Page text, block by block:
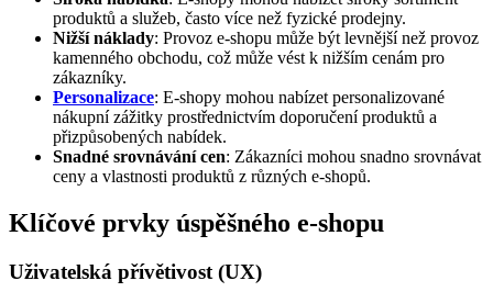
produktů a služeb, často více než fyzické prodejny.
Nižší náklady: Provoz e-shopu může být levnější než provoz
kamenného obchodu, což může vést k nižším cenám pro
zákazníky.
Personalizace: E-shopy mohou nabízet personalizované
nákupní zážitky prostřednictvím doporučení produktů a
přizpůsobených nabídek.
Snadné srovnávání cen: Zákazníci mohou snadno srovnávat
ceny a vlastnosti produktů z různých e-shopů.
Klíčové prvky úspěšného e-shopu
Uživatelská přívětivost (UX)